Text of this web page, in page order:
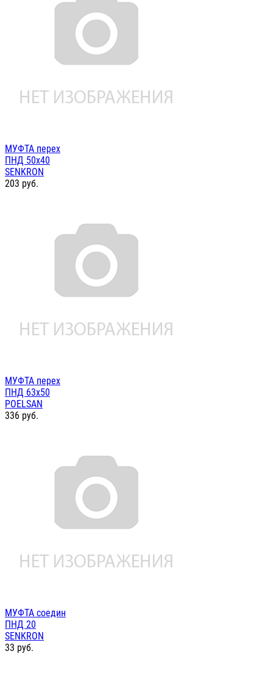
МУФТА перех
ПНД 50х40
SENKRON
203 руб.
МУФТА перех
ПНД 63х50
POELSAN
336 руб.
МУФТА соедин
ПНД 20
SENKRON
33 руб.